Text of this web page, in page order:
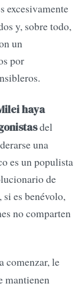
excesivamente
y, sobre todo,
un
por
haya
del
una
es un populista
de
es benévolo,
no comparten
comenzar, le
mantienen